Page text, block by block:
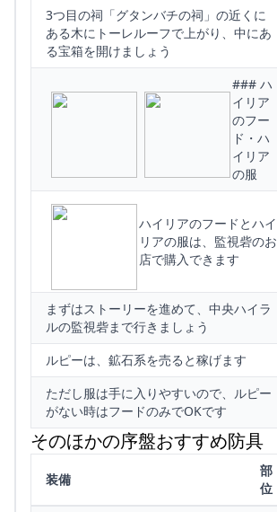
3つ目の祠「グタンバチの祠」の近くに
ある木にトーレルーフで上がり、中にあ
る宝箱を開けましょう
### ハ
イリア
のフー
ド・ハ
イリア
の服
ハイリアのフードとハイ
リアの服は、監視砦のお
店で購入できます
まずはストーリーを進めて、中央ハイラ
ルの監視砦まで行きましょう
ルピーは、鉱石系を売ると稼げます
ただし服は手に入りやすいので、ルピー
がない時はフードのみでOKです
そのほかの序盤おすすめ防具
装備
部
位